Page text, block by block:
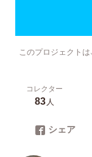
このプロジェクトは
コレクター
83人
シェア